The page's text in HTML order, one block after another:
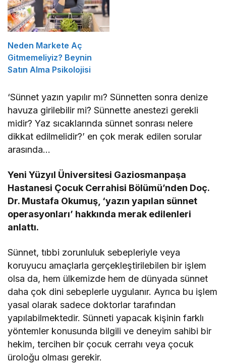
Neden Markete Aç
Gitmemeliyiz? Beynin
Satın Alma Psikolojisi
‘Sünnet yazın yapılır mı? Sünnetten sonra denize
havuza girilebilir mi? Sünnette anestezi gerekli
midir? Yaz sıcaklarında sünnet sonrası nelere
dikkat edilmelidir?’ en çok merak edilen sorular
arasında…
Yeni Yüzyıl Üniversitesi Gaziosmanpaşa
Hastanesi Çocuk Cerrahisi Bölümü’nden Doç.
Dr. Mustafa Okumuş, ‘yazın yapılan sünnet
operasyonları’ hakkında merak edilenleri
anlattı.
Sünnet, tıbbi zorunluluk sebepleriyle veya
koruyucu amaçlarla gerçekleştirilebilen bir işlem
olsa da, hem ülkemizde hem de dünyada sünnet
daha çok dini sebeplerle uygulanır. Ayrıca bu işlem
yasal olarak sadece doktorlar tarafından
yapılabilmektedir. Sünneti yapacak kişinin farklı
yöntemler konusunda bilgili ve deneyim sahibi bir
hekim, tercihen bir çocuk cerrahı veya çocuk
üroloğu olması gerekir.